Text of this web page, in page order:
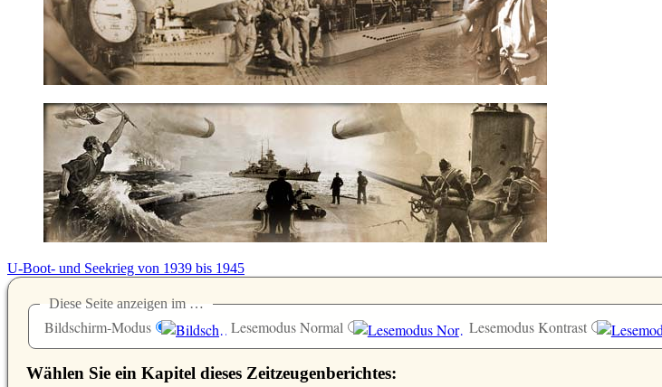
U-Boot- und Seekrieg von 1939 bis 1945
Diese Seite anzeigen im …
Bildschirm-Modus Lesemodus Normal Lesemodus Kontrast
Wählen Sie ein Kapitel dieses Zeitzeugenberichtes: